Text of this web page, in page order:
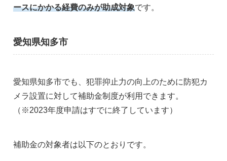
ースにかかる経費のみが助成対象です。
愛知県知多市
愛知県知多市でも、犯罪抑止力の向上のために防犯カ
メラ設置に対して補助金制度が利用できます。
（※2023年度申請はすでに終了しています）
補助金の対象者は以下のとおりです。